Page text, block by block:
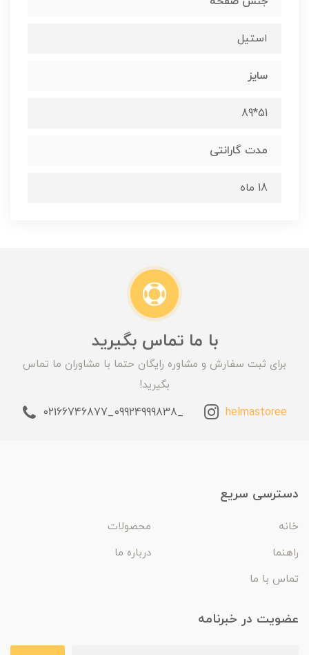
استیل
سایز
51*89
مدت گارانتی
18 ماه
با ما تماس بگیرید
برای ثبت سفارش و مشاوره رایگان حتما با مشاوران ما تماس
بگیرید!
helmastoree
_09924999838_02166746877
دسترسی سریع
خانه
محصولات
راهنما
درباره ما
تماس با ما
عضویت در خبرنامه